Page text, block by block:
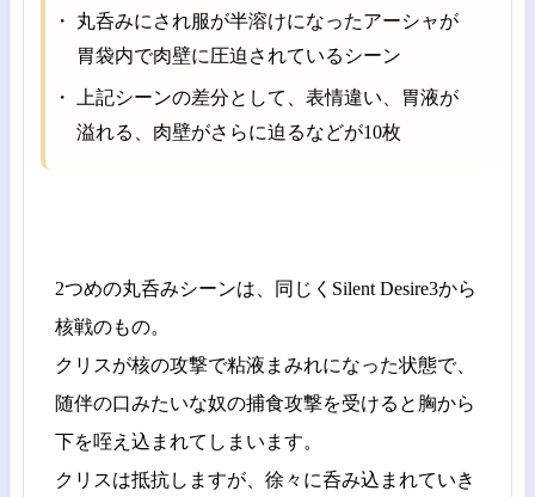
丸呑みにされ服が半溶けになったアーシャが
胃袋内で肉壁に圧迫されているシーン
上記シーンの差分として、表情違い、胃液が
溢れる、肉壁がさらに迫るなどが10枚
2つめの丸呑みシーンは、同じくSilent Desire3から
核戦のもの。
クリスが核の攻撃で粘液まみれになった状態で、
随伴の口みたいな奴の捕食攻撃を受けると胸から
下を咥え込まれてしまいます。
クリスは抵抗しますが、徐々に呑み込まれていき